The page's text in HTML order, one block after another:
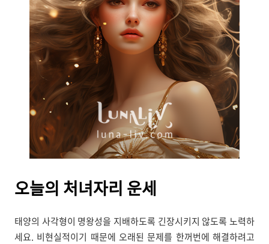
오늘의 처녀자리 운세
태양의 사각형이 명왕성을 지배하도록 긴장시키지 않도록 노력하
세요. 비현실적이기 때문에 오래된 문제를 한꺼번에 해결하려고